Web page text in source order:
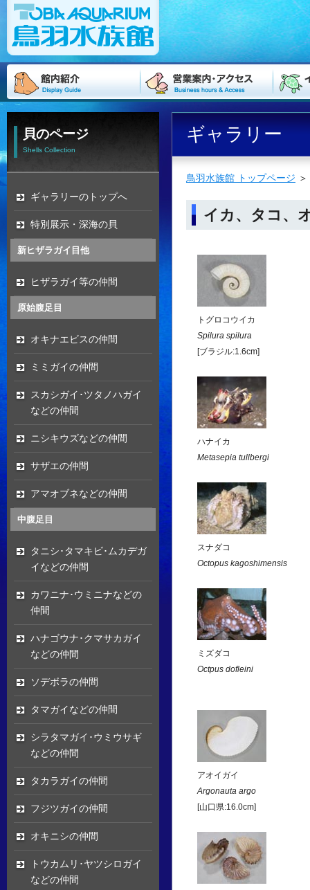
ギャラリー
鳥羽水族館 トップページ ＞
イカ、タコ、
トグロコウイカ
Spilura spilura
[ブラジル:1.6cm]
ハナイカ
Metasepia tullbergi
スナダコ
Octopus kagoshimensis
ミズダコ
Octpus dofleini
アオイガイ
Argonauta argo
[山口県:16.0cm]
貝のページ
Shells Collection
ギャラリーのトップへ
特別展示・深海の貝
新ヒザラガイ目他
ヒザラガイ等の仲間
原始腹足目
オキナエビスの仲間
ミミガイの仲間
スカシガイ･ツタノハガイ
などの仲間
ニシキウズなどの仲間
サザエの仲間
アマオブネなどの仲間
中腹足目
タニシ･タマキビ･ムカデガ
イなどの仲間
カワニナ･ウミニナなどの
仲間
ハナゴウナ･クマサカガイ
などの仲間
ソデボラの仲間
タマガイなどの仲間
シラタマガイ･ウミウサギ
などの仲間
タカラガイの仲間
フジツガイの仲間
オキニシの仲間
トウカムリ･ヤツシロガイ
などの仲間